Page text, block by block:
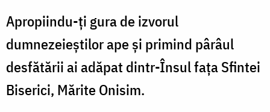
Apropiindu-ţi gura de izvorul
dumnezeieştilor ape şi primind pârâul
desfătării ai adăpat dintr-Însul faţa Sfintei
Biserici, Mărite Onisim.